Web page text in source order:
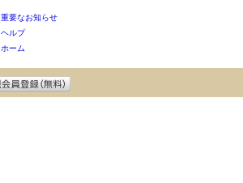
重要なお知らせ
ヘルプ
ホーム